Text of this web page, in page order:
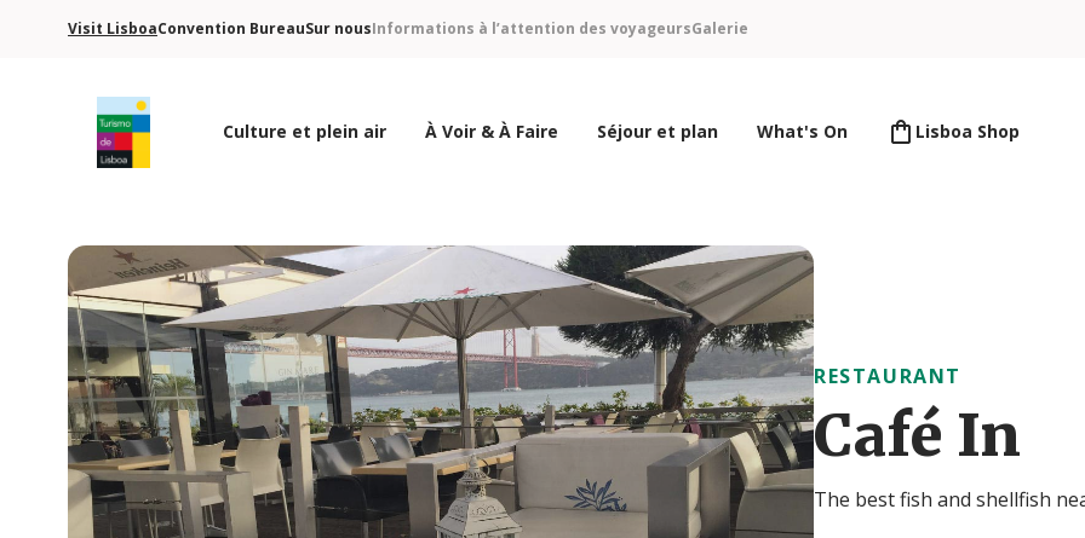
Visit LisboaConvention BureauSur nousInformations à l’attention des voyageursGalerie
Culture et plein air À Voir & À Faire Séjour et plan What's On Lisboa Shop
RESTAURANT
Café In
The best fish and shellfish